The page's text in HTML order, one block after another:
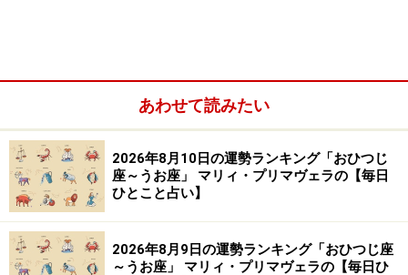
＞「全体運」ランキングの結果を見る
＞「恋愛＆対人運」ランキングの結果を見る
＞「学び＆成長運」ランキングの結果を見る
あわせて読みたい
2026年8月10日の運勢ランキング「おひつじ
座～うお座」 マリィ・プリマヴェラの【毎日
ひとこと占い】
2026年8月9日の運勢ランキング「おひつじ座
～うお座」 マリィ・プリマヴェラの【毎日ひ